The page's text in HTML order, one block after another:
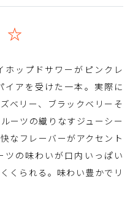
ホップドサワーがピンクレ
イアを受けた一本。実際に
ベリー、ブラックベリーそ
ーツの織りなすジューシー
なフレーバーがアクセント
ツの味わいが口内いっぱい
くられる。味わい豊かでリ